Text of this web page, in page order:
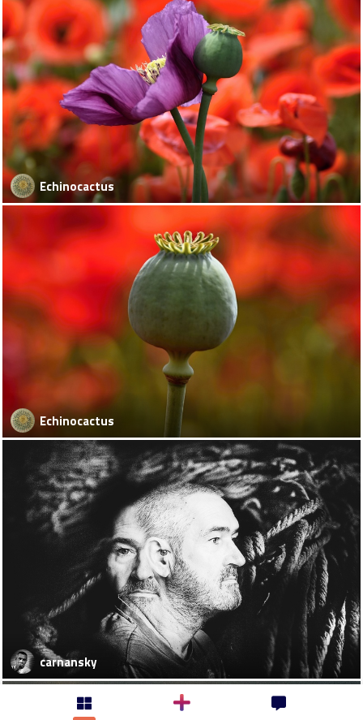
Echinocactus
Echinocactus
carnansky